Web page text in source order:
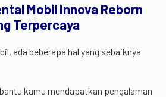
MobilInnovaReborn
Terpercaya
ada beberapa hal yang sebaiknya
kamu mendapatkan pengalaman